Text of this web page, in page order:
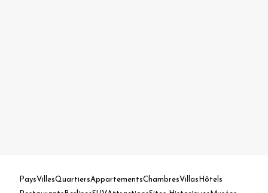
PaysVillesQuartiersAppartementsChambresVillas Hôtels